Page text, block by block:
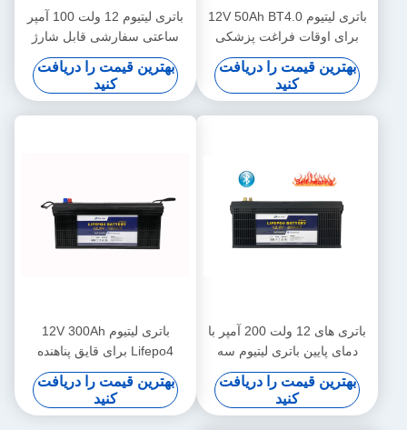
باتری لیتیوم 12V 50Ah BT4.0
برای اوقات فراغت پزشکی
بهترین قیمت را دریافت
کنید
باتری لیتیوم 12 ولت 100 آمپر
ساعتی سفارشی قابل شارژ
بهترین قیمت را دریافت
کنید
باتری های 12 ولت 200 آمپر با
دمای پایین باتری لیتیوم سه
چرخه برقی خیابان چراغ خیابان
بهترین قیمت را دریافت
کنید
باتری لیتیوم 12V 300Ah
Lifepo4 برای قایق پناهنده
زیردریایی
بهترین قیمت را دریافت
کنید